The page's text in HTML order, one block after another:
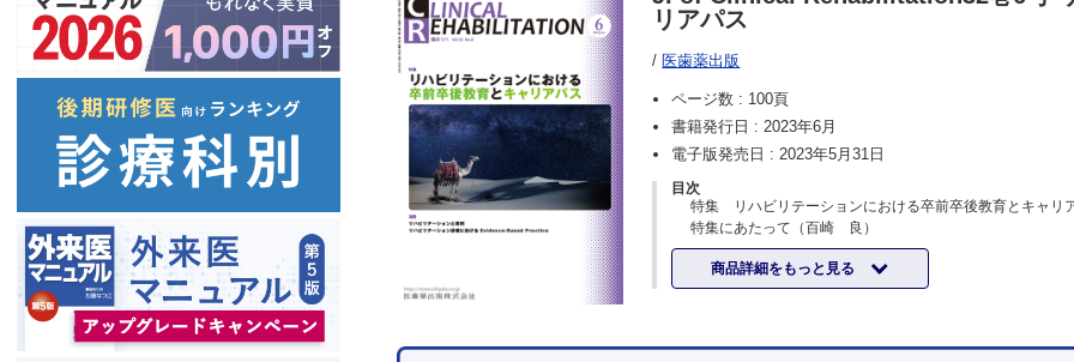
リアパス
/ 医歯薬出版
ページ数 : 100頁
書籍発行日 :2023年6月
電子版発売日 :2023年5月31日
目次
特集 リハビリテーションにおける卒前卒後教育とキャリ
特集にあたって（百崎 良）
リハビリテーション科医の卒前卒後教育とキャリアパス（
彦）
理学療法士の卒前卒後教育とキャリアパス（内山 靖）
商品詳細をもっと見る